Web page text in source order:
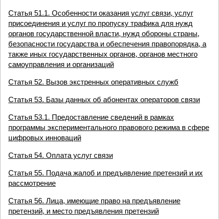
Статья 51.1. Особенности оказания услуг связи, услуг
присоединения и услуг по пропуску трафика для нужд
органов государственной власти, нужд обороны страны,
безопасности государства и обеспечения правопорядка, а
также иных государственных органов, органов местного
самоуправления и организаций
Статья 52. Вызов экстренных оперативных служб
Статья 53. Базы данных об абонентах операторов связи
Статья 53.1. Предоставление сведений в рамках
программы экспериментального правового режима в сфере
цифровых инноваций
Статья 54. Оплата услуг связи
Статья 55. Подача жалоб и предъявление претензий и их
рассмотрение
Статья 56. Лица, имеющие право на предъявление
претензий, и место предъявления претензий